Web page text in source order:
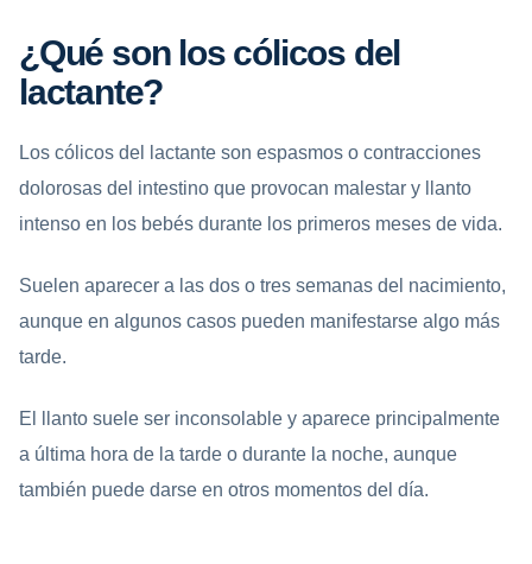
¿Qué son los cólicos del
lactante?
Los cólicos del lactante son espasmos o contracciones
dolorosas del intestino que provocan malestar y llanto
intenso en los bebés durante los primeros meses de vida.
Suelen aparecer a las dos o tres semanas del nacimiento,
aunque en algunos casos pueden manifestarse algo más
tarde.
El llanto suele ser inconsolable y aparece principalmente
a última hora de la tarde o durante la noche, aunque
también puede darse en otros momentos del día.